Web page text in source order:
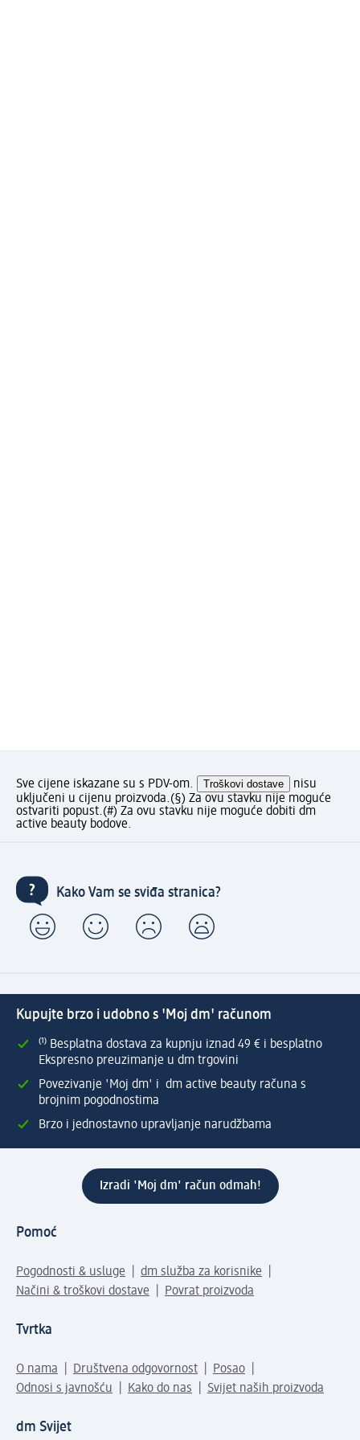
Sve cijene iskazane su s PDV-om. Troškovi dostave
nisu
uključeni u cijenu proizvoda.(§) Za ovu stavku nije moguće
ostvariti popust.(#) Za ovu stavku nije moguće dobiti dm
active beauty bodove.
Kako Vam se sviđa stranica?
Kupujte brzo i udobno s 'Moj dm' računom
⁽¹⁾ Besplatna dostava za kupnju iznad 49 € i besplatno
Ekspresno preuzimanje u dm trgovini
Povezivanje 'Moj dm' i dm active beauty računa s
brojnim pogodnostima
Brzo i jednostavno upravljanje narudžbama
Izradi 'Moj dm' račun odmah!
Pomoć
Pogodnosti & usluge
dm služba za korisnike
Načini & troškovi dostave
Povrat proizvoda
Tvrtka
O nama Društvena odgovornost
Posao
Odnosi s javnošću
Kako do nas Svijet naših proizvoda
dm Svijet